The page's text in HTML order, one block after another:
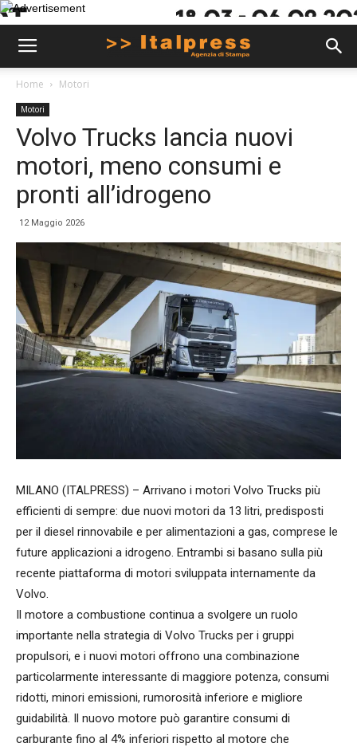
Home Motori
Motori
Volvo Trucks lancia nuovi
motori, meno consumi e
pronti all’idrogeno
12 Maggio 2026
MILANO (ITALPRESS) – Arrivano i motori Volvo Trucks più
efficienti di sempre: due nuovi motori da 13 litri, predisposti
per il diesel rinnovabile e per alimentazioni a gas, comprese le
future applicazioni a idrogeno. Entrambi si basano sulla più
recente piattaforma di motori sviluppata internamente da
Volvo.
Il motore a combustione continua a svolgere un ruolo
importante nella strategia di Volvo Trucks per i gruppi
propulsori, e i nuovi motori offrono una combinazione
particolarmente interessante di maggiore potenza, consumi
ridotti, minori emissioni, rumorosità inferiore e migliore
guidabilità. Il nuovo motore può garantire consumi di
carburante fino al 4% inferiori rispetto al motore che